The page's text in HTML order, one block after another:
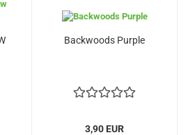
Backwoods Purple
3,90 EUR